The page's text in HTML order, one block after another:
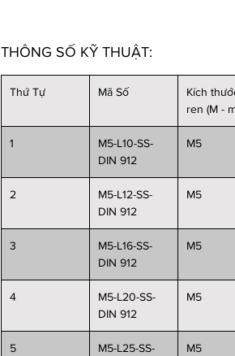
THÔNG SỐ KỸ THUẬT:
Thứ Tự Mã Số
Kích
ren (M -
1
M5-L10-SS-
DIN 912
M5
2
M5-L12-SS-
DIN 912
M5
3
M5-L16-SS-
DIN 912
M5
4
M5-L20-SS-
DIN 912
M5
5
M5-L25-SS-
M5